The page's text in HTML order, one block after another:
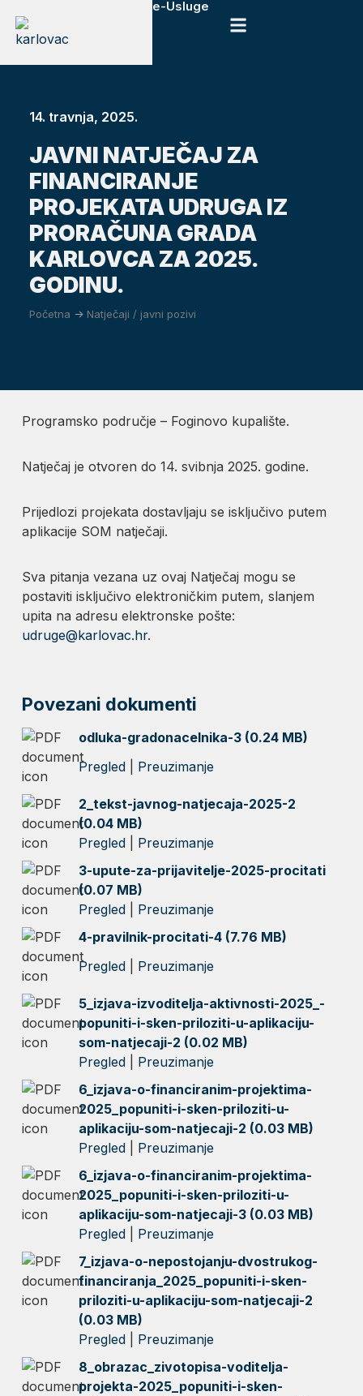
e-Usluge
14. travnja, 2025.
JAVNI NATJEČAJ ZA
FINANCIRANJE
PROJEKATA UDRUGA IZ
PRORAČUNA GRADA
KARLOVCA ZA 2025.
GODINU.
Početna -> Natječaji / javni pozivi
Programsko područje – Foginovo kupalište.
Natječaj je otvoren do 14. svibnja 2025. godine.
Prijedlozi projekata dostavljaju se isključivo putem
aplikacije SOM natječaji.
Sva pitanja vezana uz ovaj Natječaj mogu se
postaviti isključivo elektroničkim putem, slanjem
upita na adresu elektronske pošte:
udruge@karlovac.hr.
Povezani dokumenti
odluka-gradonacelnika-3 (0.24 MB)
Pregled
Preuzimanje
2_tekst-javnog-natjecaja-2025-2
(0.04 MB)
Pregled
Preuzimanje
3-upute-za-prijavitelje-2025-procitati
(0.07 MB)
Pregled
Preuzimanje
4-pravilnik-procitati-4 (7.76 MB)
Pregled
Preuzimanje
5_izjava-izvoditelja-aktivnosti-2025_-
popuniti-i-sken-priloziti-u-aplikaciju-
som-natjecaji-2 (0.02 MB)
Pregled
Preuzimanje
6_izjava-o-financiranim-projektima-
2025_popuniti-i-sken-priloziti-u-
aplikaciju-som-natjecaji-2 (0.03 MB)
Pregled
Preuzimanje
6_izjava-o-financiranim-projektima-
2025_popuniti-i-sken-priloziti-u-
aplikaciju-som-natjecaji-3 (0.03 MB)
Pregled
Preuzimanje
7_izjava-o-nepostojanju-dvostrukog-
financiranja_2025_popuniti-i-sken-
priloziti-u-aplikaciju-som-natjecaji-2
(0.03 MB)
Pregled
Preuzimanje
8_obrazac_zivotopisa-voditelja-
projekta-2025_popuniti-i-sken-